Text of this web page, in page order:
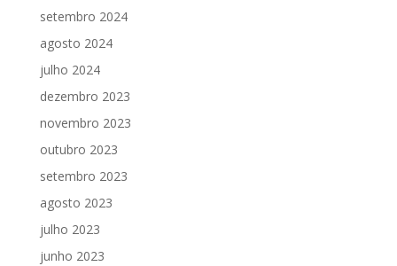
setembro 2024
agosto 2024
julho 2024
dezembro 2023
novembro 2023
outubro 2023
setembro 2023
agosto 2023
julho 2023
junho 2023